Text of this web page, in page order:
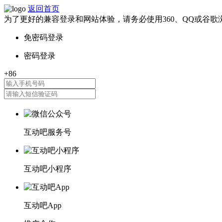
返回首页
为了更好的兼容登录和网站体验，请务必使用360、QQ或谷歌
互动吧服务号
互动吧小程序
互动吧App